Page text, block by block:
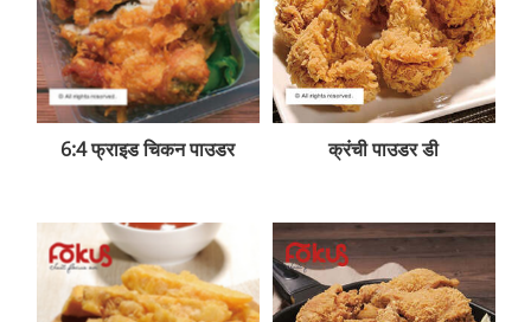
6:4 फ्राइड चिकन पाउडर क्रंची पाउडर डी